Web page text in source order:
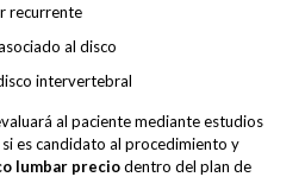
recurrente
al disco
intervertebral
al paciente mediante estudios
es candidato al procedimiento y
lumbar preciodentro del plan de